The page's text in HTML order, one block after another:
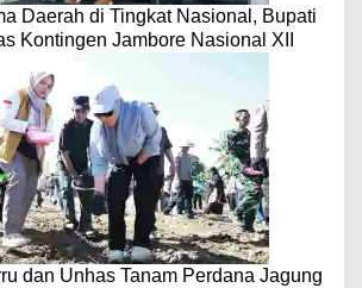
Daerah di Tingkat Nasional, Bupati
Kontingen Jambore Nasional XII
dan Unhas Tanam Perdana Jagung